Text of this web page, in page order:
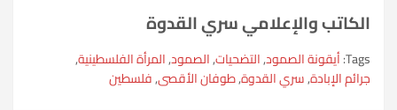
الكاتب والإعلامي سري القدوة
Tags: أيقونة الصمود,التضحيات,الصمود,المرأة الفلسطينية,
جرائم الإبادة,سري القدوة,طوفان الأقصى,فلسطين